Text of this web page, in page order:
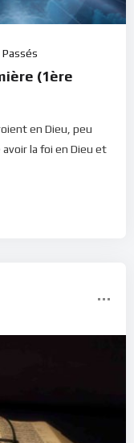
(1ère
en Dieu, peu
la foi en Dieu et